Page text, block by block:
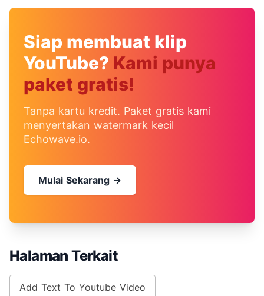
Siap membuat klip
YouTube? Kami punya
paket gratis!
Tanpa kartu kredit. Paket gratis kami
menyertakan watermark kecil
Echowave.io.
Mulai Sekarang →
Halaman Terkait
Add Text To Youtube Video